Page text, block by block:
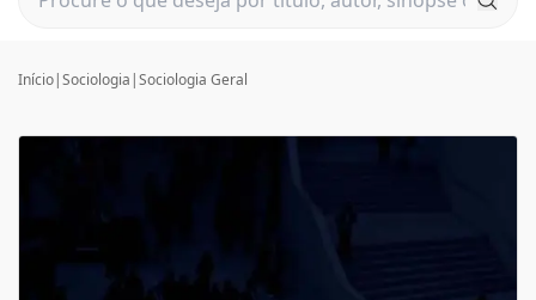
Início|Sociologia |Sociologia Geral